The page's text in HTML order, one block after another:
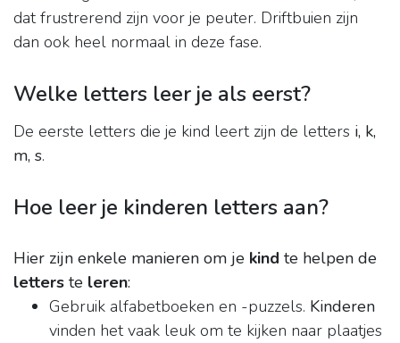
dat frustrerend zijn voor je peuter. Driftbuien zijn
dan ook heel normaal in deze fase.
Welke letters leer je als eerst?
De eerste letters die je kind leert zijn de letters i, k,
m, s.
Hoe leer je kinderen letters aan?
Hier zijn enkele manieren om je kind te helpen de
letters te leren:
Gebruik alfabetboeken en -puzzels. Kinderen
vinden het vaak leuk om te kijken naar plaatjes